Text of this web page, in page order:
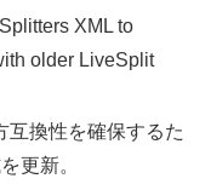
XML to
older LiveSplit
互換性を確保するた
更新。